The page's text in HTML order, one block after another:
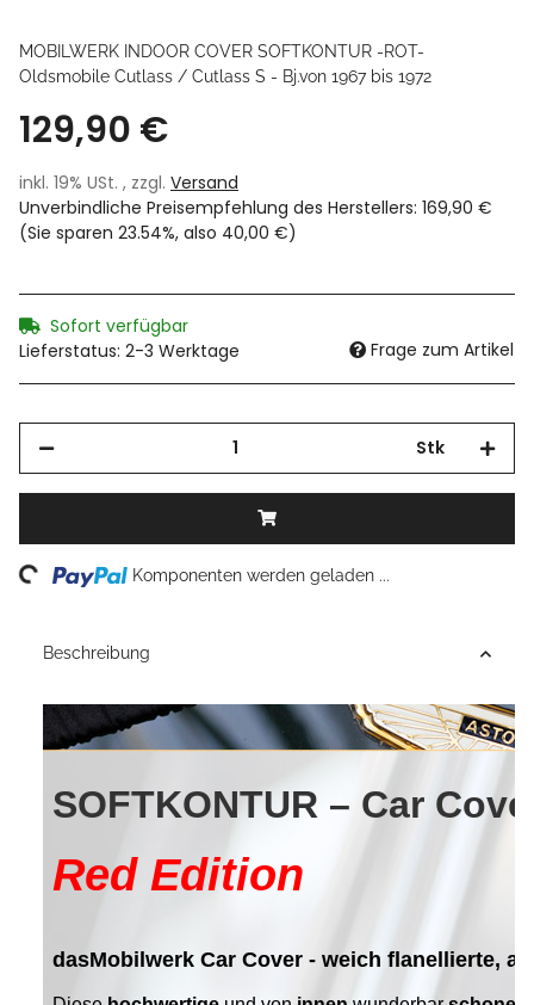
MOBILWERK INDOOR COVER SOFTKONTUR -ROT-
Oldsmobile Cutlass / Cutlass S - Bj.von 1967 bis 1972
129,90 €
inkl. 19% USt. , zzgl. Versand
Unverbindliche Preisempfehlung des Herstellers: 169,90 €
(Sie sparen 23.54%, also 40,00 €)
Sofort verfügbar
Lieferstatus: 2-3 Werktage
Frage zum Artikel
Stk
Loading... Komponenten werden geladen ...
Beschreibung